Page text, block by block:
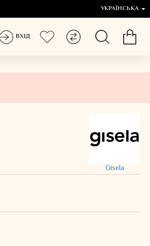
УКРАЇНСЬКА
ВХІД
Gisela